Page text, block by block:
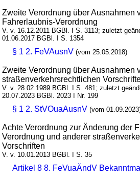
Zweite Verordnung über Ausnahmen
Fahrerlaubnis-Verordnung
V. v. 16.12.2011 BGBl. I S. 3113; zuletzt
01.06.2017 BGBl. I S. 1354
§ 1 2. FeVAusnV (vom 25.05.2018)
Zweite Verordnung über Ausnahmen
straßenverkehrsrechtlichen
V. v. 28.02.1989 BGBl. I S. 481; zuletzt
20.07.2023 BGBl. 2023 I Nr. 199
§ 1 2. StVOuaAusnV (vom
Achte Verordnung zur Änderung der
Verordnung und anderer
Vorschriften
V. v. 10.01.2013 BGBl. I S. 35
Artikel 8 8. FeVuaÄndV